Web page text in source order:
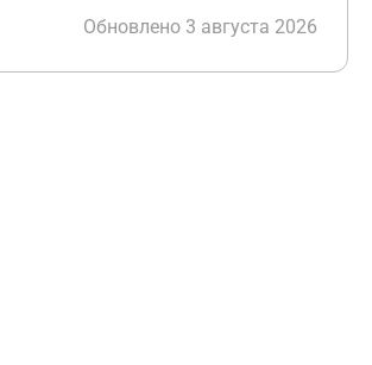
Обновлено 3 августа 2026